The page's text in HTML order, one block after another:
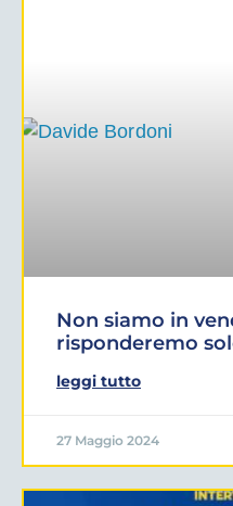
Non siamo in
risponderemo
leggi tutto
27 Maggio 2024